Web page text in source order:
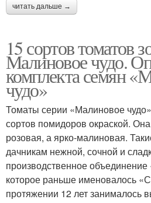
читать дальше →
15 сортов томатов
Малиновое чудо.
комплекта семян
чудо»
Томаты серии «Малиновое
сортов помидоров окраской.
розовая, а ярко-малиновая.
дачникам нежной, сочной и
производственное
которое раньше именовалось
протяжении 12 лет занималось